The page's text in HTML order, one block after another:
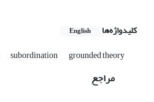
کلیدواژه‌ها English
subordination grounded theory
مراجع